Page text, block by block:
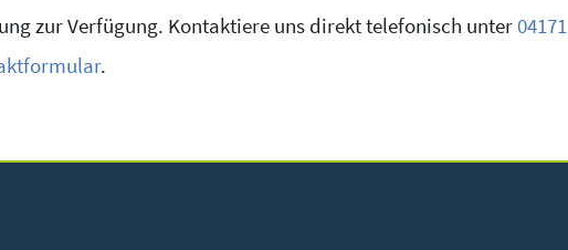
zur Verfügung. Kontaktiere uns direkt telefonisch unter
.